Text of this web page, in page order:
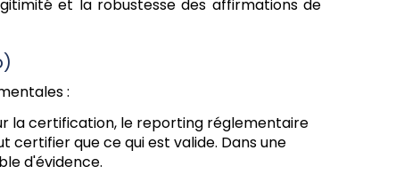
et la robustesse des affirmations de
:
la certification, le reporting réglementaire
certifier que ce qui est valide. Dans une
d'évidence.